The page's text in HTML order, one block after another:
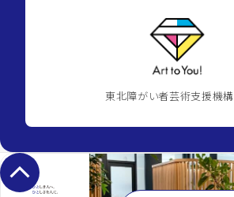
東北障がい者芸術支援機構
keyboard_arrow_up